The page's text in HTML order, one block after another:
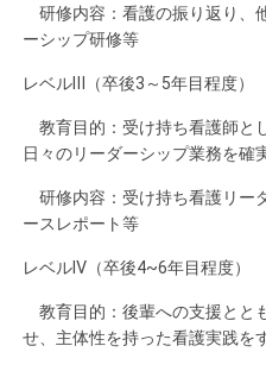
研修内容：看護の振り返り、
ーシップ研修等
レベルⅢ（卒後3～5年目程度）
教育目的：受け持ち看護師と
日々のリーダーシップ業務を確
研修内容：受け持ち看護リー
ースレポート等
レベルⅣ（卒後4~6年目程度）
教育目的：後輩への支援とと
せ、主体性を持った看護実践を